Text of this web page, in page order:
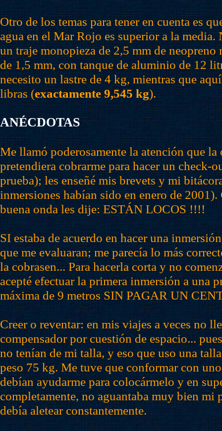
Otro de los temas para tener en cuenta es
agua en el Mar Rojo es superior a la media.
un traje monopieza de 2,5 mm de neopreno
de 1,5 mm, con tanque de aluminio de 12
necesito un lastre de 4 kg, mientras que
libras (exactamente 9,545 kg).
ANÉCDOTAS
Me llamó poderosamente la atención que la
pretendieracobrarmepara hacer un check-
prueba); les enseñé mis brevets y mi
inmersiones habían sido en enero de
buena onda les dije: ESTÁN LOCOS !!!!
SI estaba de acuerdo en hacer una
que me evaluaran; me parecía lo más
la cobrasen... Para hacerla corta y no
acepté efectuar la primera inmersión a una
máxima de 9 metros SIN PAGAR UN
Creer o reventar: en mis viajes a veces no
compensador por cuestión de espacio...
no tenían de mi talla, y eso que uso una
peso 75 kg. Me tuve que conformar con
debían ayudarme para colocármelo y en
completamente, no aguantaba muy bien mi
debía aletear constantemente.